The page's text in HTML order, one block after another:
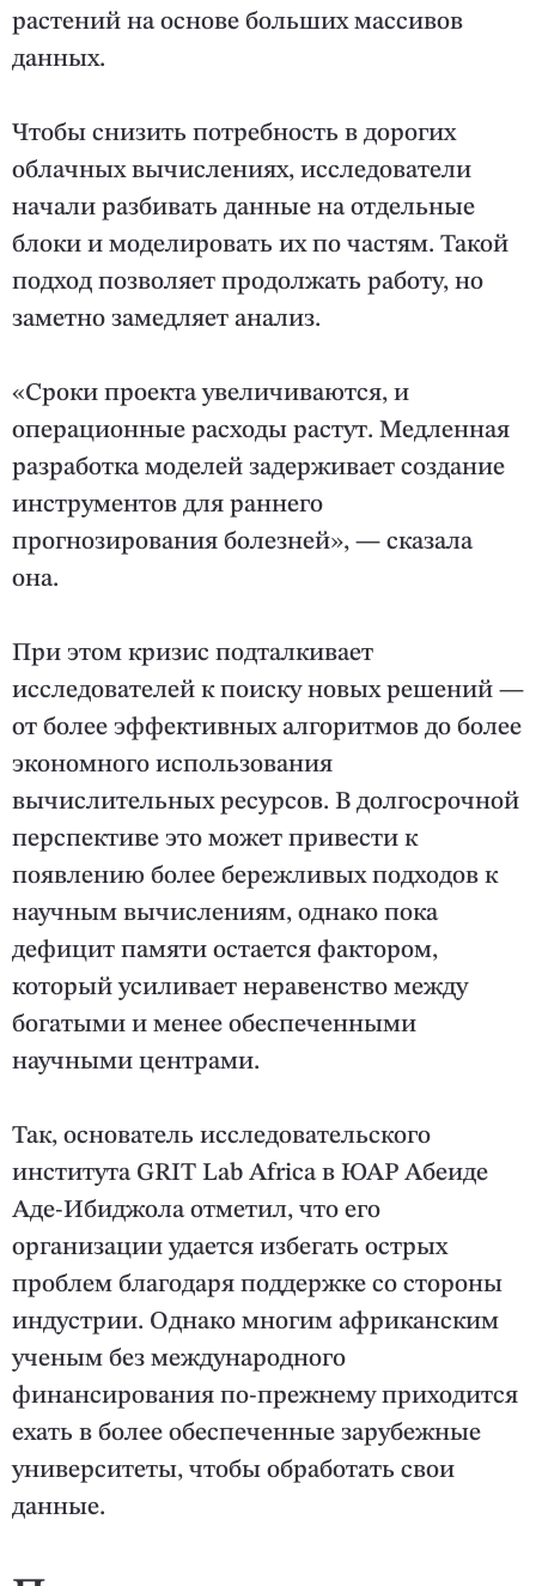
растений на основе больших массивов
данных.
Чтобы снизить потребность в дорогих
облачных вычислениях, исследователи
начали разбивать данные на отдельные
блоки и моделировать их по частям. Такой
подход позволяет продолжать работу, но
заметно замедляет анализ.
«Сроки проекта увеличиваются, и
операционные расходы растут. Медленная
разработка моделей задерживает создание
инструментов для раннего
прогнозирования болезней», — сказала
она.
При этом кризис подталкивает
исследователей к поиску новых решений —
от более эффективных алгоритмов до более
экономного использования
вычислительных ресурсов. В долгосрочной
перспективе это может привести к
появлению более бережливых подходов к
научным вычислениям, однако пока
дефицит памяти остается фактором,
который усиливает неравенство между
богатыми и менее обеспеченными
научными центрами.
Так, основатель исследовательского
института GRIT Lab Africa в ЮАР Абеиде
Аде-Ибиджола отметил, что его
организации удается избегать острых
проблем благодаря поддержке со стороны
индустрии. Однако многим африканским
ученым без международного
финансирования по-прежнему приходится
ехать в более обеспеченные зарубежные
университеты, чтобы обработать свои
данные.